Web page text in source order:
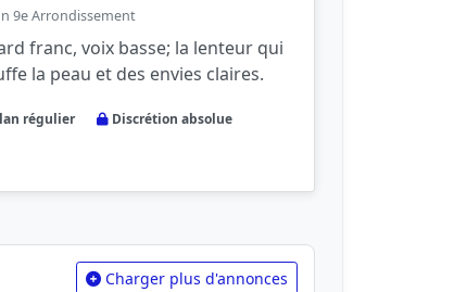
9e Arrondissement
franc, voix basse; la lenteur qui
la peau et des envies claires.
régulier Discrétion absolue
Charger plus d'annonces